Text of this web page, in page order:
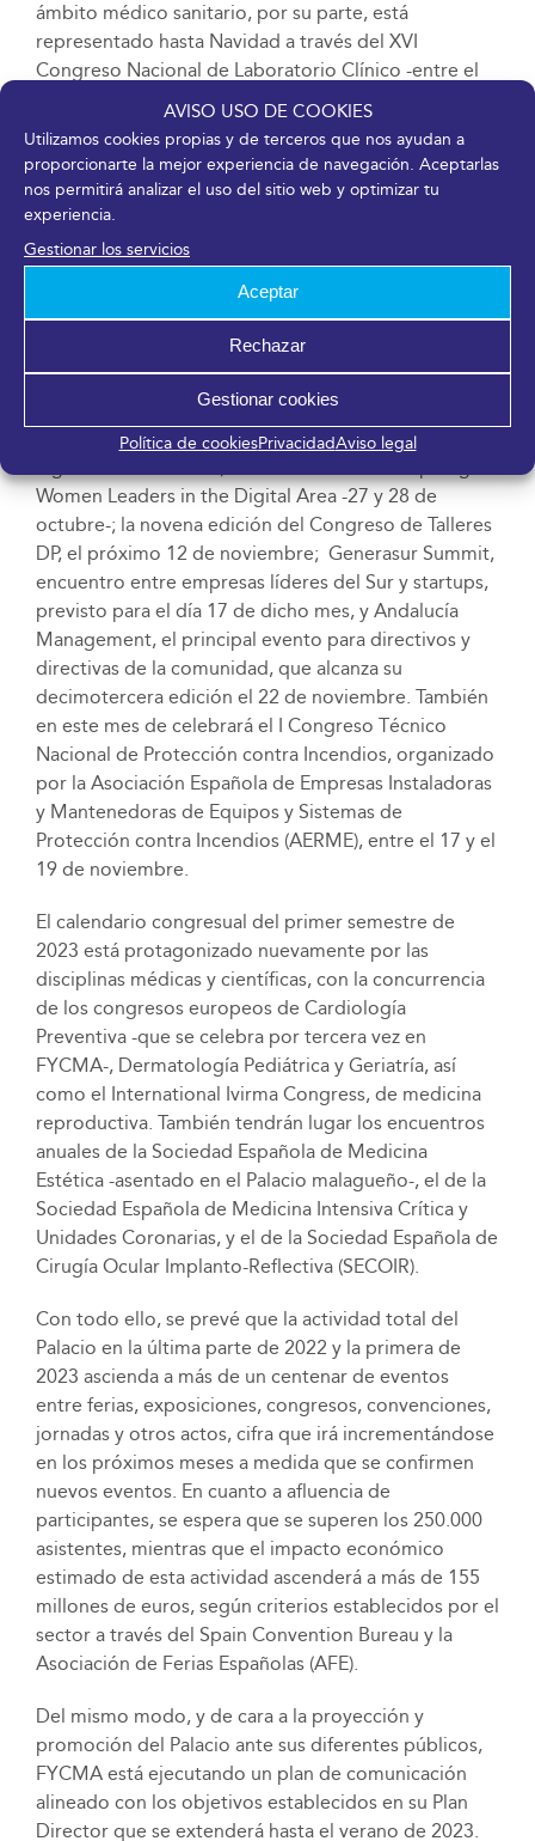
AVISO USO DE COOKIES
Utilizamos cookies propias y de terceros que nos ayudan a
proporcionarte la mejor experiencia de navegación. Aceptarlas
nos permitirá analizar el uso del sitio web y optimizar tu
experiencia.
Gestionar los servicios
Aceptar
Rechazar
Gestionar cookies
Política de cookiesPrivacidadAviso legal
ámbito médico sanitario, por su parte, está
representado hasta Navidad a través del XVI
Congreso Nacional de Laboratorio Clínico -entre el
19 y el 21 de octubre- y el V Congreso Nacional del
Consejo Español de Resucitación Cardiopulmonar,
los días 25 y 26 de noviembre.
Este otoño también regresa al formato presencial
Talent Woman, que organizado por FYCMA se ha
consolidado como el principal evento de talento
femenino en España -2 y 3 de noviembre-. Además, la
promoción empresarial, la generación de negocio y
el impacto de la tecnología y la economía digital
serán protagonistas lo que resta de 2022 con
eventos como el II Málaga Business Event, que se
celebró el martes día 4; TedxMálaga, que tendrá
Women Leaders in the Digital Area -27 y 28 de
octubre-; la novena edición del Congreso de Talleres
DP, el próximo 12 de noviembre; Generasur Summit,
encuentro entre empresas líderes del Sur y startups,
previsto para el día 17 de dicho mes, y Andalucía
Management, el principal evento para directivos y
directivas de la comunidad, que alcanza su
decimotercera edición el 22 de noviembre. También
en este mes de celebrará el I Congreso Técnico
Nacional de Protección contra Incendios, organizado
por la Asociación Española de Empresas Instaladoras
y Mantenedoras de Equipos y Sistemas de
Protección contra Incendios (AERME), entre el 17 y el
19 de noviembre.
El calendario congresual del primer semestre de
2023 está protagonizado nuevamente por las
disciplinas médicas y científicas, con la concurrencia
de los congresos europeos de Cardiología
Preventiva -que se celebra por tercera vez en
FYCMA-, Dermatología Pediátrica y Geriatría, así
como el International Ivirma Congress, de medicina
reproductiva. También tendrán lugar los encuentros
anuales de la Sociedad Española de Medicina
Estética -asentado en el Palacio malagueño-, el de la
Sociedad Española de Medicina Intensiva Crítica y
Unidades Coronarias, y el de la Sociedad Española de
Cirugía Ocular Implanto-Reflectiva (SECOIR).
Con todo ello, se prevé que la actividad total del
Palacio en la última parte de 2022 y la primera de
2023 ascienda a más de un centenar de eventos
entre ferias, exposiciones, congresos, convenciones,
jornadas y otros actos, cifra que irá incrementándose
en los próximos meses a medida que se confirmen
nuevos eventos. En cuanto a afluencia de
participantes, se espera que se superen los 250.000
asistentes, mientras que el impacto económico
estimado de esta actividad ascenderá a más de 155
millones de euros, según criterios establecidos por el
sector a través del Spain Convention Bureau y la
Asociación de Ferias Españolas (AFE).
Del mismo modo, y de cara a la proyección y
promoción del Palacio ante sus diferentes públicos,
FYCMA está ejecutando un plan de comunicación
alineado con los objetivos establecidos en su Plan
Director que se extenderá hasta el verano de 2023.